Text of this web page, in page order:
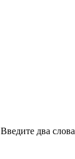
Введите два